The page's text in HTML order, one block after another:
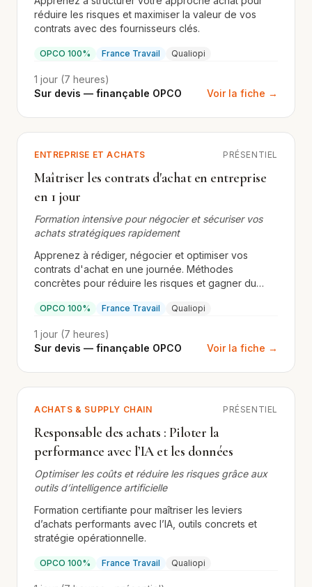
réduire les risques et maximiser la valeur de vos
contrats avec des fournisseurs clés.
OPCO 100% France Travail Qualiopi
1 jour (7 heures)
Sur devis — finançable OPCO
Voir la fiche →
ENTREPRISE ET ACHATS PRÉSENTIEL
Maîtriser les contrats d'achat en entreprise
en 1 jour
Formation intensive pour négocier et sécuriser vos
achats stratégiques rapidement
Apprenez à rédiger, négocier et optimiser vos
contrats d'achat en une journée. Méthodes
concrètes pour réduire les risques et gagner du
OPCO 100% France Travail Qualiopi
1 jour (7 heures)
Sur devis — finançable OPCO
Voir la fiche →
ACHATS & SUPPLY CHAIN PRÉSENTIEL
Responsable des achats : Piloter la
performance avec l’IA et les données
Optimiser les coûts et réduire les risques grâce aux
outils d’intelligence artificielle
Formation certifiante pour maîtriser les leviers
d’achats performants avec l’IA, outils concrets et
stratégie opérationnelle.
OPCO 100% France Travail Qualiopi